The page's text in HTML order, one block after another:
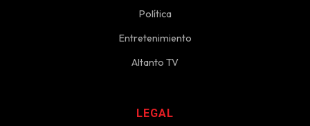
Política
Entretenimiento
Altanto TV
LEGAL